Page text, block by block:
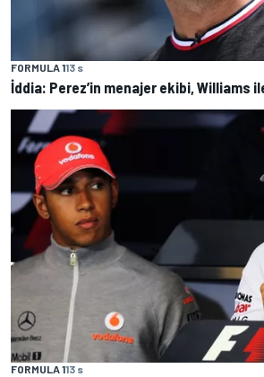
FORMULA 113 s
İddia: Perez’in menajer ekibi, Williams
FORMULA 113 s